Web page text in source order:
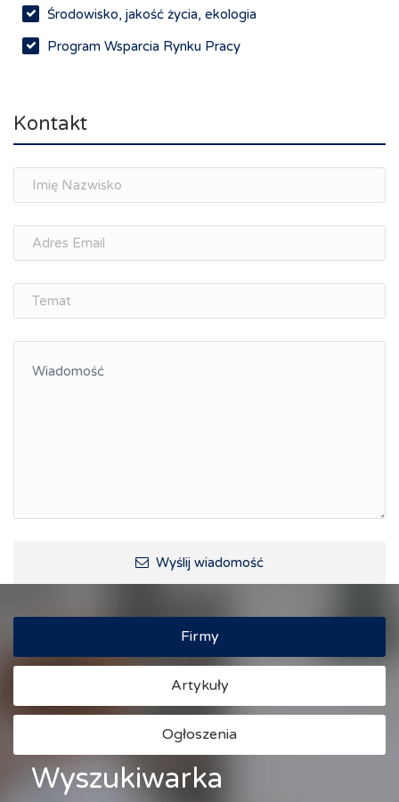
Środowisko, jakość życia, ekologia
Program Wsparcia Rynku Pracy
Spotkania branżowe
osobisty
Memorandum Gospodarcze PL-CZ
Śląskie Porozumienie Gospodarcze
ŚLĄSK.ONLINE
Integracja
Kontakt
Wyślij wiadomość
Firmy
Artykuły
Ogłoszenia
Wyszukiwarka